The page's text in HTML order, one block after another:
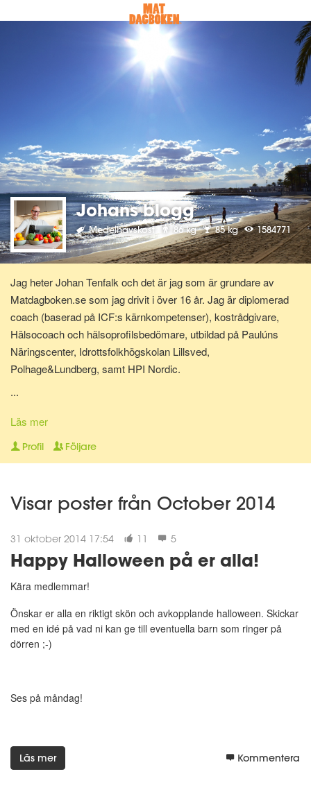
Johans blogg
Medelhavskost 86 kg 85 kg 1584771
Jag heter Johan Tenfalk och det är jag som är grundare av
Matdagboken.se som jag drivit i över 16 år. Jag är diplomerad
coach (baserad på ICF:s kärnkompetenser), kostrådgivare,
Hälsocoach och hälsoprofilsbedömare, utbildad på Paulúns
Näringscenter, Idrottsfolkhögskolan Lillsved,
Polhage&Lundberg, samt HPI Nordic.
Har själv gjort stora livsstilsförändringar för ganska många år
sedan, bl.a. inom kost, motion och andlighet. Gillar att laga
hälsosam mat och att röra på mig - Då mår jag extra bra! Jag
Lamb."
...
Läs mer
Profil Följare
Visar poster från October 2014
31 oktober 2014 17:54 11 5
Happy Halloween på er alla!
Kära medlemmar!
Önskar er alla en riktigt skön och avkopplande halloween. Skickar
med en idé på vad ni kan ge till eventuella barn som ringer på
dörren ;-)
Ses på måndag!
Läs mer Kommentera